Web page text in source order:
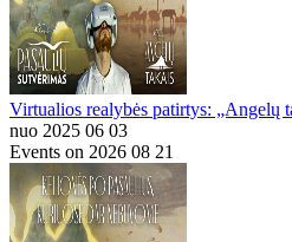
Virtualios realybės patirtys: „Angelų
nuo 2025 06 03
Events on 2026 08 21